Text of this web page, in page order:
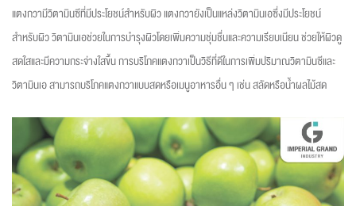
แตงกวามีวิตามินซีที่มีประโยชน์สำหรับผิว แตงกวายังเป็นแหล่งวิตามินเอซึ่งมีประโยชน์
สำหรับผิว วิตามินเอช่วยในการบำรุงผิวโดยเพิ่มความชุ่มชื่นและความเรียบเนียน ช่วยให้ผิวดู
สดใสและมีความกระจ่างใสขึ้น การบริโภคแตงกวาเป็นวิธีที่ดีในการเพิ่มปริมาณวิตามินซีและ
วิตามินเอ สามารถบริโภคแตงกวาแบบสดหรือเมนูอาหารอื่น ๆ เช่น สลัดหรือน้ำผลไม้สด